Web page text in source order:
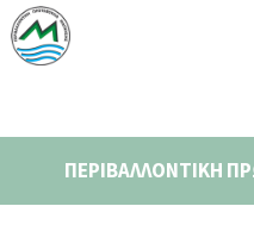
ΠΕΡΙΒΑΛΛΟΝΤΙΚΗ